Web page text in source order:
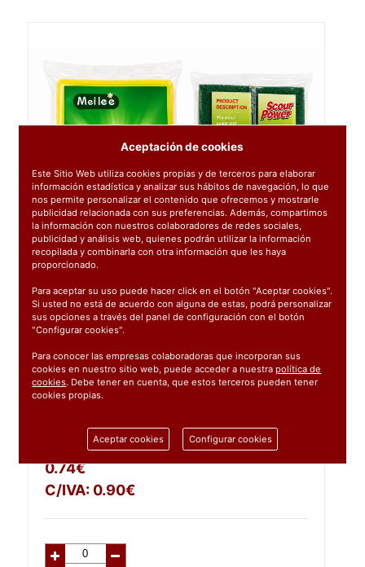
0.74€
C/IVA: 0.90€
Aceptación de cookies
Este Sitio Web utiliza cookies propias y de terceros para elaborar
información estadística y analizar sus hábitos de navegación, lo que
nos permite personalizar el contenido que ofrecemos y mostrarle
publicidad relacionada con sus preferencias. Además, compartimos
la información con nuestros colaboradores de redes sociales,
publicidad y análisis web, quienes podrán utilizar la información
recopilada y combinarla con otra información que les haya
proporcionado.
Para aceptar su uso puede hacer click en el botón "Aceptar cookies".
Si usted no está de acuerdo con alguna de estas, podrá personalizar
sus opciones a través del panel de configuración con el botón
"Configurar cookies".
Para conocer las empresas colaboradoras que incorporan sus
cookies en nuestro sitio web, puede acceder a nuestrapolítica de
cookies. Debe tener en cuenta, que estos terceros pueden tener
cookies propias.
Aceptar cookies Configurar cookies